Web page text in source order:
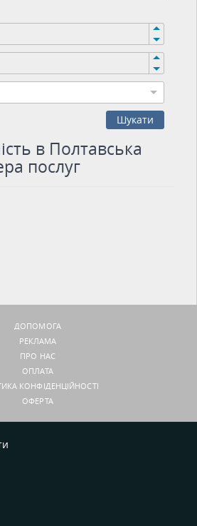
Шукати
в Полтавська
послуг
ДОПОМОГА
РЕКЛАМА
ПРО НАС
ОПЛАТА
КОНФІДЕНЦІЙНОСТІ
ОФЕРТА